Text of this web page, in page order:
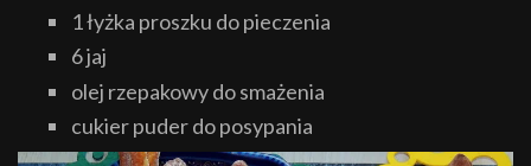
1 łyżka proszku do pieczenia
6 jaj
olej rzepakowy do smażenia
cukier puder do posypania